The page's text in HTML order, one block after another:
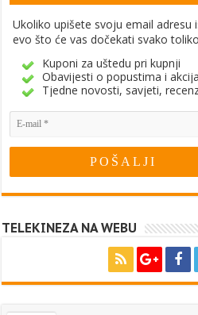
Ukoliko upišete svoju email adresu
evo što će vas dočekati svako
Kuponi za uštedu pri kupnji
Obavijesti o popustima i
Tjedne novosti, savjeti,
TELEKINEZA NA WEBU